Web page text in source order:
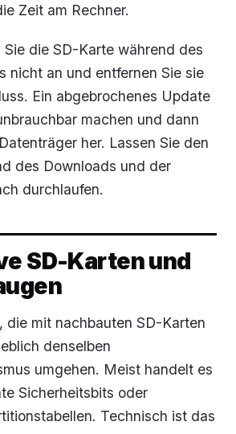
Zeit am Rechner.
die SD-Karte während des
nicht an und entfernen Sie sie
Ein abgebrochenes Update
machen und dann
her. Lassen Sie den
des Downloads und der
durchlaufen.
SD-Karten und
die mit nachbauten SD-Karten
denselben
umgehen. Meist handelt es
Sicherheitsbits oder
Technisch ist das